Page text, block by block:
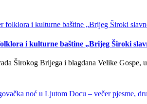
i kulturne baštine „Brijeg Široki
Širokog Brijega i blagdana Velike Gospe,